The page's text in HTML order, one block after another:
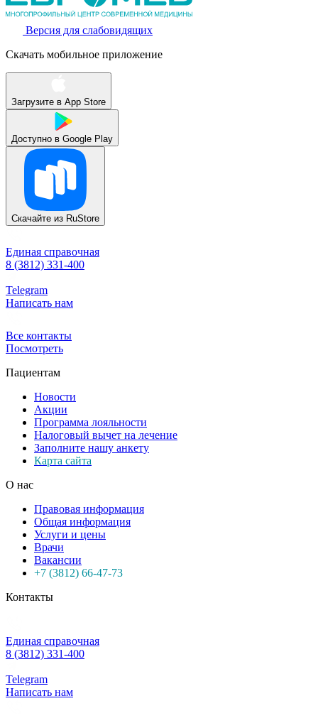
Версия для слабовидящих
Скачать мобильное приложение
Загрузите в App Store
Доступно в Google Play
Скачайте из RuStore
Единая справочная
8 (3812) 331-400
Telegram
Написать нам
Все контакты
Посмотреть
Пациентам
Новости
Акции
Программа лояльности
Налоговый вычет на лечение
Заполните нашу анкету
Карта сайта
О нас
Правовая информация
Общая информация
Услуги и цены
Врачи
Вакансии
+7 (3812) 66-47-73
Контакты
Единая справочная
8 (3812) 331-400
Telegram
Написать нам